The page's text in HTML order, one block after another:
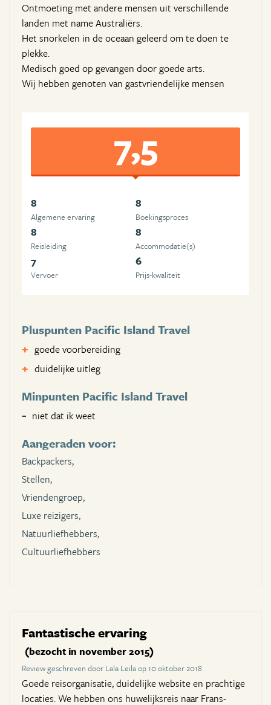
Ontmoeting met andere mensen uit verschillende
landen met name Australiërs.
Het snorkelen in de oceaan geleerd om te doen te
plekke.
Medisch goed op gevangen door goede arts.
Wij hebben genoten van gastvriendelijke mensen
7,5
8
Algemene ervaring
8
Boekingsproces
8
Reisleiding
8
Accommodatie(s)
7
Vervoer
6
Prijs-kwaliteit
Pluspunten Pacific Island Travel
goede voorbereiding
duidelijke uitleg
Minpunten Pacific Island Travel
niet dat ik weet
Aangeraden voor:
Backpackers,
Stellen,
Vriendengroep,
Luxe reizigers,
Natuurliefhebbers,
Cultuurliefhebbers
Fantastische ervaring
(bezocht in november 2015)
Review geschreven door Lala Leila op 10 oktober 2018
Goede reisorganisatie, duidelijke website en prachtige
locaties. We hebben ons huwelijksreis naar Frans-